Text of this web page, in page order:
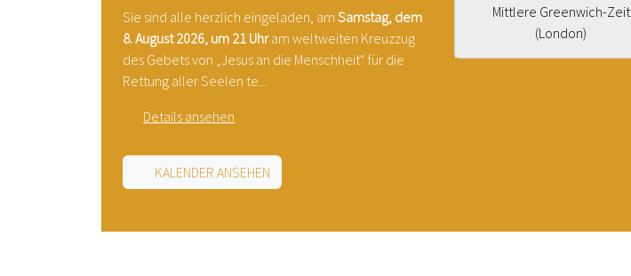
Mittlere Greenwich-Zeit
(London)
Sie sind alle herzlich eingeladen, am Samstag, dem
8. August 2026, um 21 Uhram weltweiten Kreuzzug
des Gebets von „Jesus an die Menschheit“ für die
Rettung aller Seelen te...
Details ansehen
KALENDER ANSEHEN